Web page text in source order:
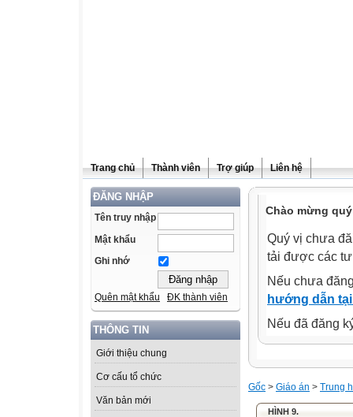
Trang chủ Thành viên Trợ giúp Liên hệ
ĐĂNG NHẬP
Tên truy nhập
Mật khẩu
Ghi nhớ
Quên mật khẩu ĐK thành viên
THÔNG TIN
Giới thiệu chung
Cơ cấu tổ chức
Văn bản mới
Chào mừng
Quý vị chưa
tải được các
Nếu chưa
hướng dẫn
Nếu đã đăng
Gốc > Giáo án > Trung
HÌNH 9.